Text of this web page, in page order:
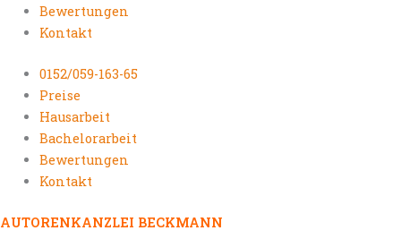
Bewertungen
Kontakt
0152/059-163-65
Preise
Hausarbeit
Bachelorarbeit
Bewertungen
Kontakt
AUTORENKANZLEI BECKMANN